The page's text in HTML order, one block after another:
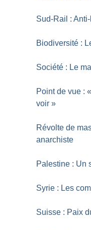
Sud-Rail :
Biodiversité :
Société : Le
Point de vue : «
voir »
Révolte de
anarchiste
Palestine : Un
Syrie : Les
Suisse : Paix